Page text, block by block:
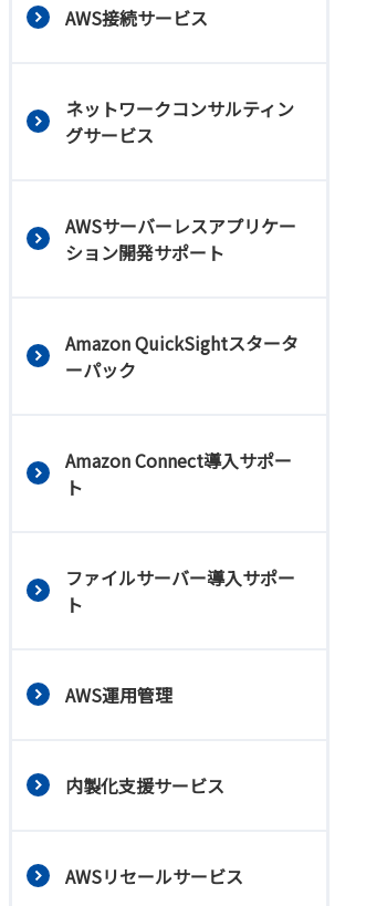
AWS接続サービス
ネットワークコンサルティン
グサービス
AWSサーバーレスアプリケー
ション開発サポート
Amazon QuickSightスタータ
ーパック
Amazon Connect導入サポー
ト
ファイルサーバー導入サポー
ト
AWS運用管理
内製化支援サービス
AWSリセールサービス